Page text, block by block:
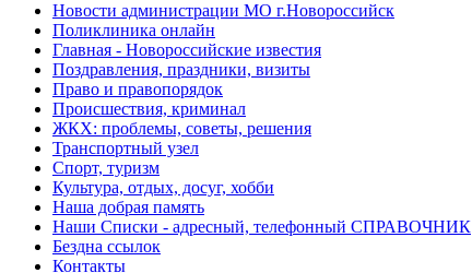
Новости администрации МО г.Новороссийск
Поликлиника онлайн
Главная - Новороссийские известия
Поздравления, праздники, визиты
Право и правопорядок
Происшествия, криминал
ЖКХ: проблемы, советы, решения
Транспортный узел
Спорт, туризм
Культура, отдых, досуг, хобби
Наша добрая память
Наши Списки - адресный, телефонный СПРАВОЧНИК
Бездна ссылок
Контакты